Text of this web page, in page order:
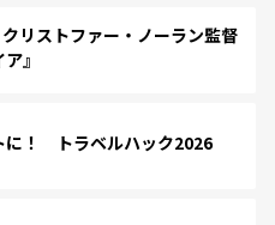
リストファー・ノーラン監督
』
に！ トラベルハック2026